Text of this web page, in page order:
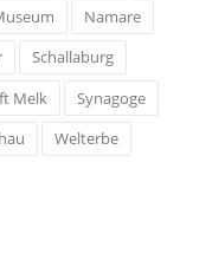
Namare
Schallaburg
Melk
Synagoge
Welterbe